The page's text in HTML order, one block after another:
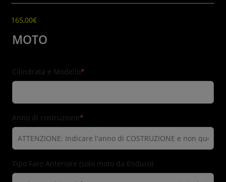
165,00€
MOTO
Cilindrata e Modello*
Anno di costruzione*
Tipo Faro Anteriore (solo moto da Enduro)